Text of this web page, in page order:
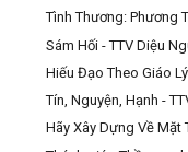
Tình Thương: Phương
Sám Hối - TTV Diệu
Hiếu Đạo Theo Giáo
Tín, Nguyện, Hạnh -
Hãy Xây Dựng Về Mặt